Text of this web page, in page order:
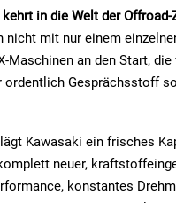
in die Welt der
nicht mit nur einem
Maschinen an den Start,
Gesprächsstoff
Kawasaki ein frisches
neuer,
konstantes